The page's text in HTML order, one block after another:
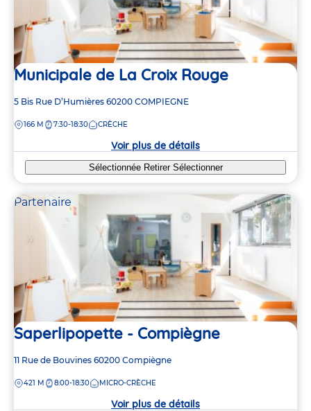
Municipale de La Croix Rouge
Adresse
la
5 Bis Rue D’Humières 60200 COMPIEGNE
DISTANCE
166 M 7:30-18:30 CRÈCHE
Voir plus de détails
Sélectionnée Retirer Sélectionner
Partenaire
Saperlipopette - Compiègne
Adresse
la
11 Rue de Bouvines 60200 Compiègne
DISTANCE
421 M 8:00-18:30 MICRO-CRÈCHE
Voir plus de détails